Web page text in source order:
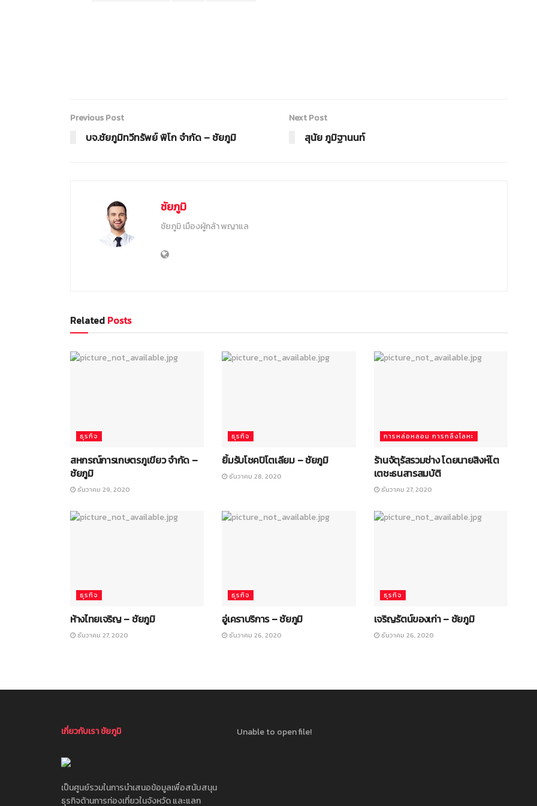
Previous Post
บจ.ชัยภูมิทวีทรัพย์ พิโก จำกัด – ชัยภูมิ
Next Post
สุนัย ภูมิฐานนท์
ชัยภูมิ
ชัยภูมิ เมืองผู้กล้า พญาแล
Related Posts
ธุรกิจ
สหกรณ์การเกษตรภูเขียว จำกัด –
ชัยภูมิ
ธันวาคม 29, 2020
ธุรกิจ
ยิ้มรับโชคปิโตเลียม – ชัยภูมิ
ธันวาคม 28, 2020
การหล่อหลอม การกลึงโลหะ
ร้านจัตุรัสรวมช่าง โดยนายสิงห์โต
เตชะธนสารสมบัติ
ธันวาคม 27, 2020
ธุรกิจ
ห้างไทยเจริญ – ชัยภูมิ
ธันวาคม 27, 2020
ธุรกิจ
อู่เคราบริการ – ชัยภูมิ
ธันวาคม 26, 2020
ธุรกิจ
เจริญรัตน์ของเก่า – ชัยภูมิ
ธันวาคม 26, 2020
เกี่ยวกับเรา ชัยภูมิ
เป็นศูนย์รวมในการนำเสนอข้อมูลเพื่อสนับสนุน
ธุรกิจด้านการท่องเที่ยวในจังหวัด และแลก
Unable to open file!